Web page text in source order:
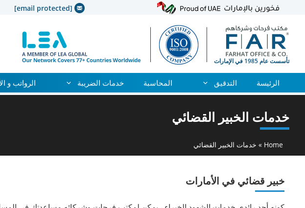
المحتوى
[email protected]
الرئيسة التدقيق المحاسبة خدمات الضريبة الرواتب و
خدمات الخبير القضائي
Home
» خدمات الخبير القضائي
خبير قضائي في الأمارات